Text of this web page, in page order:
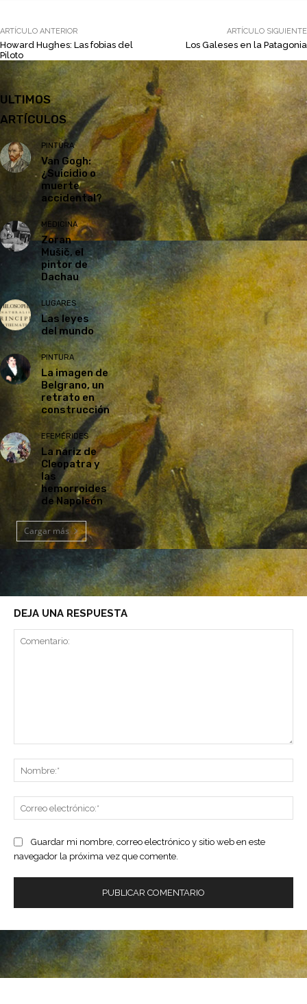
ARTÍCULO ANTERIOR
Howard Hughes: Las fobias del
Piloto
ARTÍCULO SIGUIENTE
Los Galeses en la Patagonia
ULTIMOS
ARTÍCULOS
PINTURA
Van Gogh:
¿Suicidio o
muerte
accidental?
MEDICINA
Zoran
Mušič, el
pintor de
Dachau
LUGARES
Las leyes
del mundo
PINTURA
La imagen de
Belgrano, un
retrato en
construcción
EFEMÉRIDES
La nariz de
Cleopatra y
las
hemorroides
de Napoleón
Cargar más
DEJA UNA RESPUESTA
Guardar mi nombre, correo electrónico y sitio web en este
navegador la próxima vez que comente.